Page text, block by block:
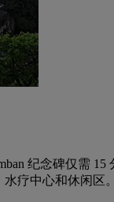
纪念碑仅需
疗中心和休闲区。